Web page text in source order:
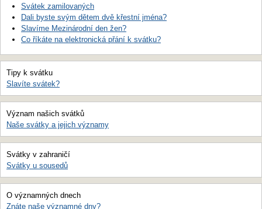
Svátek zamilovaných
Dali byste svým dětem dvě křestní jména?
Slavíme Mezinárodní den žen?
Co říkáte na elektronická přání k svátku?
Tipy k svátku
Slavíte svátek?
Význam našich svátků
Naše svátky a jejich významy
Svátky v zahraničí
Svátky u sousedů
O významných dnech
Znáte naše významné dny?